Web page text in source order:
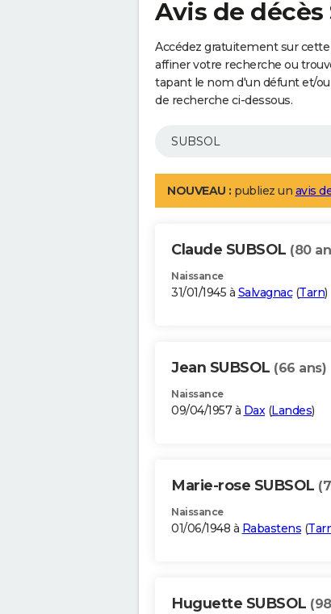
Avis de décès
Accédez gratuitement sur cette
affiner votre recherche ou
tapant le nom d'un défunt et/
de recherche ci-dessous.
NOUVEAU : publiez un avis
Claude SUBSOL (80
Naissance
31/01/1945 à Salvagnac(Tarn)
Jean SUBSOL (66 ans)
Naissance
09/04/1957 à Dax(Landes)
Marie-rose SUBSOL
Naissance
01/06/1948 à Rabastens (
Huguette SUBSOL